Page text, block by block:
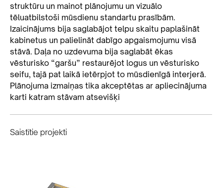
struktūru un mainot plānojumu un vizuālo
tēluatbilstoši mūsdienu standartu prasībām.
Izaicinājums bija saglabājot telpu skaitu paplašināt
kabinetus un palielināt dabīgo apgaismojumu visā
stāvā. Daļa no uzdevuma bija saglabāt ēkas
vēsturisko “garšu” restaurējot logus un vēsturisko
seifu, tajā pat laikā ietērpjot to mūsdienīgā interjerā.
Plānojuma izmaiņas tika akceptētas ar apliecinājuma
karti katram stāvam atsevišķi
Saistītie projekti